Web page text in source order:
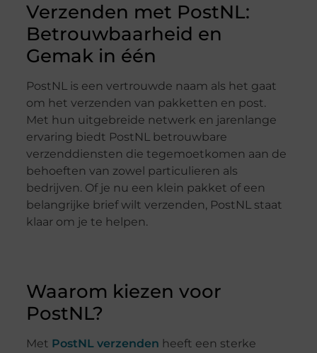
Verzenden met PostNL:
Betrouwbaarheid en
Gemak in één
PostNL is een vertrouwde naam als het gaat
om het verzenden van pakketten en post.
Met hun uitgebreide netwerk en jarenlange
ervaring biedt PostNL betrouwbare
verzenddiensten die tegemoetkomen aan de
behoeften van zowel particulieren als
bedrijven. Of je nu een klein pakket of een
belangrijke brief wilt verzenden, PostNL staat
klaar om je te helpen.
Waarom kiezen voor
PostNL?
Met PostNL verzenden heeft een sterke